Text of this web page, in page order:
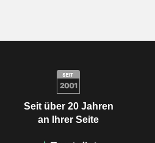
Seit über 20 Jahren
an Ihrer Seite